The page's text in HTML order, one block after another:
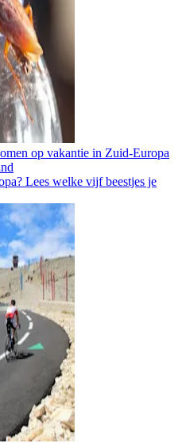
op vakantie in Zuid-Europa
Lees welke vijf beestjes je